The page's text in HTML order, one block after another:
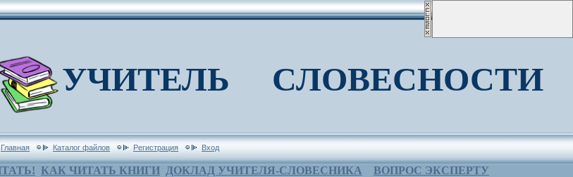
УЧИТЕЛЬ СЛОВЕСНОСТИ
Главная Каталог файлов Регистрация Вход
КАК ЧИТАТЬ КНИГИ ДОКЛАД УЧИТЕЛЯ-СЛОВЕСНИКА ВОПРОС ЭКСПЕРТУ